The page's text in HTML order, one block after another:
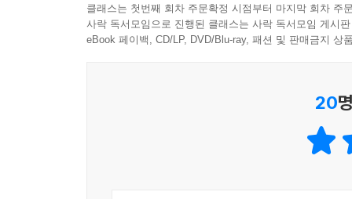
들이 만든 제품의 ‘유저user’가 된다. 책을 통해
는 것이다. 꾸준히, 열심히, 그리고 열렬히 사용하며
운 사람이 또 있다는 걸 기억하자. 당신만큼은 꿋
1부 ‘나를 이해하는 시간’에서는 자신을 이해
무엇을 어떻게 들여다봐야 하는지도 살피며, 이에
치유하는 시간을 선물한다. 스스로를 위해주고
클래스는 첫번째 회차 주문확정 시점부터 마지막 회차 주
사락 독서모임으로 진행된 클래스는 사락 독서모임 게시
eBook 페이백, CD/LP, DVD/Blu-ray, 패션 및 판매금지 상
20